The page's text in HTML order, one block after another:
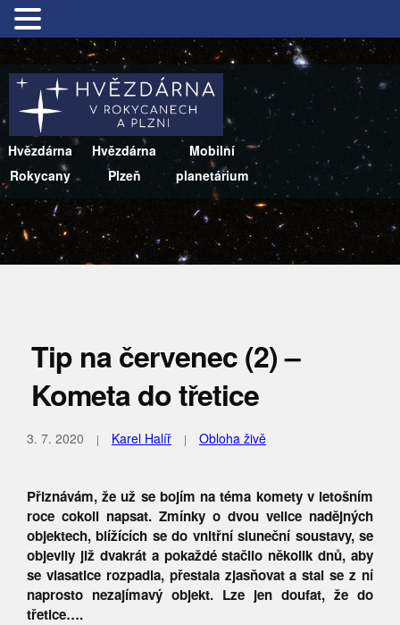
Hvězdárna
Rokycany
Hvězdárna
Plzeň
Mobilní
planetárium
Tip na červenec (2) –
Kometa do třetice
3. 7. 2020 Karel Halíř Obloha živě
Přiznávám, že už se bojím na téma komety v letošním
roce cokoli napsat. Zmínky o dvou velice nadějných
objektech, blížících se do vnitřní sluneční soustavy, se
objevily již dvakrát a pokaždé stačilo několik dnů, aby
se vlasatice rozpadla, přestala zjasňovat a stal se z ní
naprosto nezajímavý objekt. Lze jen doufat, že do
třetice….